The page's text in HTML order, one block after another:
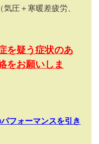
気圧＋寒暖差疲労、
を疑う症状のあ
をお願いしま
フォーマンスを引き